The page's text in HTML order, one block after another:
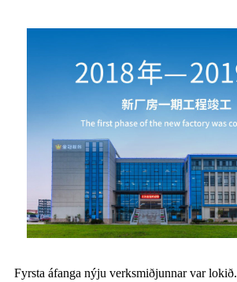
Fyrsta áfanga nýju verksmiðjunnar var lokið.